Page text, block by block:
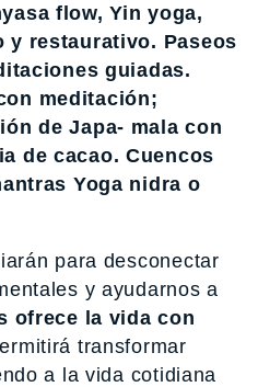
flow, Yin yoga,
y restaurativo. Paseos
guiadas.
meditación;
de Japa- mala con
de cacao. Cuencos
Yoga nidra o
para desconectar
y ayudarnos a
ofrece la vida con
transformar
a la vida cotidiana